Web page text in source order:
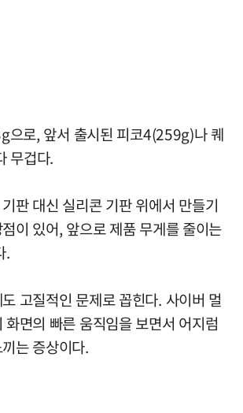
으로, 앞서 출시된 피코4(259g)나 퀘
무겁다.
판 대신 실리콘 기판 위에서 만들기
이 있어, 앞으로 제품 무게를 줄이는
.
고질적인 문제로 꼽힌다. 사이버 멀
화면의 빠른 움직임을 보면서 어지럼
는 증상이다.